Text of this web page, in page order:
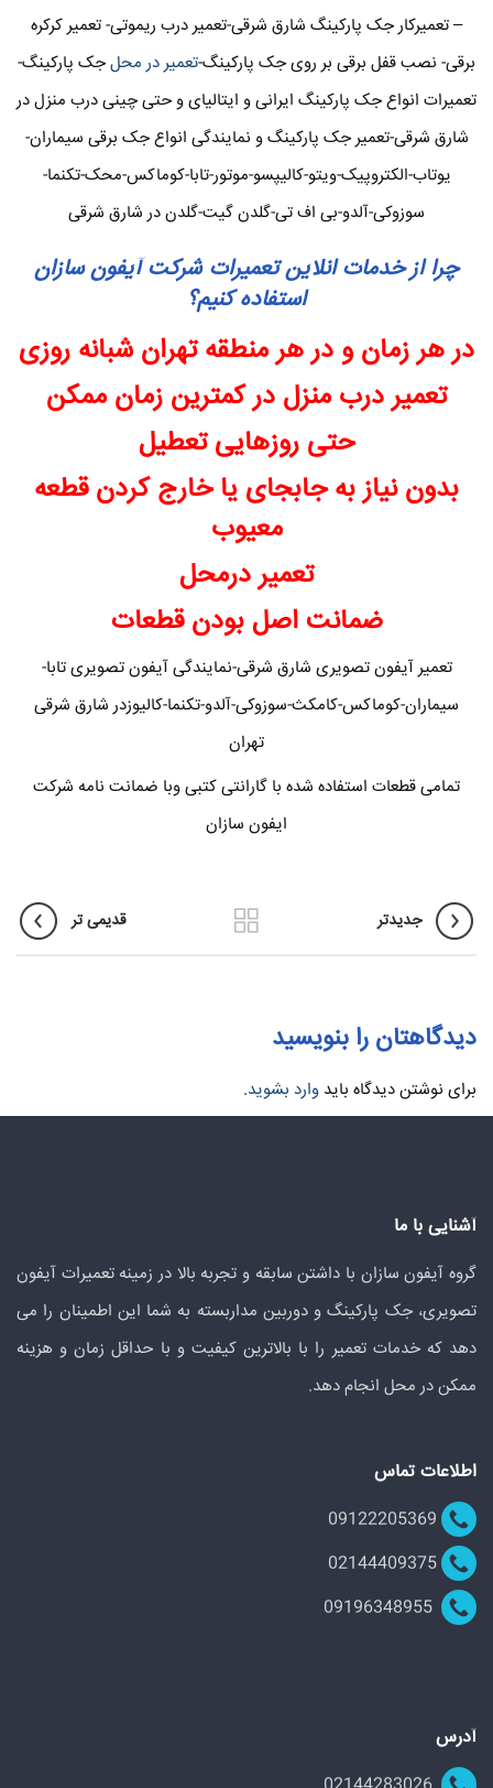
– تعمیرکار جک پارکینگ شارق شرقی-تعمیر درب ریموتی- تعمیر کرکره
برقی- نصب قفل برقی بر روی جک پارکینگ-تعمیر در محلجک پارکینگ-
تعمیرات انواع جک پارکینگ ایرانی و ایتالیای و حتی چینی درب منزل در
شارق شرقی-تعمیر جک پارکینگ و نمایندگی انواع جک برقی سیماران-
یوتاب-الکتروپیک-ویتو-کالیپسو-موتور-تابا-کوماکس-محک-تکنما-
سوزوکی-آلدو-بی اف تی-گلدن گیت-گلدن در شارق شرقی
چرا از خدمات انلاین تعمیرات شرکت آیفون سازان
استفاده کنیم؟
در هر زمان و در هر منطقه تهران شبانه روزی
تعمیر درب منزل در کمترین زمان ممکن
حتی روزهایی تعطیل
بدون نیاز به جابجای یا خارج کردن قطعه
معیوب
تعمیر درمحل
ضمانت اصل بودن قطعات
تعمیر آیفون تصویری شارق شرقی-نمایندگی آیفون تصویری تابا-
سیماران-کوماکس-کامکث-سوزوکی-آلدو-تکنما-کالیوزدر شارق شرقی
تهران
تمامی قطعات استفاده شده با گارانتی کتبی وبا ضمانت نامه شرکت
ایفون سازان
جدیدتر قدیمی تر
دیدگاهتان را بنویسید
برای نوشتن دیدگاه باید وارد بشوید.
آشنایی با ما
گروه آیفون سازان با داشتن سابقه و تجربه بالا در زمینه تعمیرات آیفون
تصویری، جک پارکینگ و دوربین مداربسته به شما این اطمینان را می
دهد که خدمات تعمیر را با بالاترین کیفیت و با حداقل زمان و هزینه
ممکن در محل انجام دهد.
اطلاعات تماس
آدرس